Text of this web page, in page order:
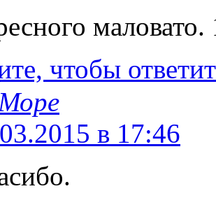
маловато.
чтобы
в 17:46